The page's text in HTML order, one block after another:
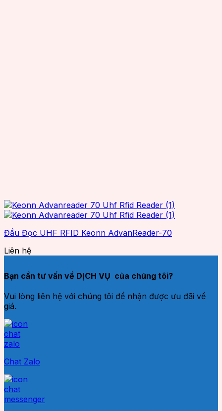
Đầu Đọc UHF RFID Keonn AdvanReader-70
Liên hệ
Bạn cần tư vấn về DỊCH VỤ của chúng tôi?
Vui lòng liên hệ với chúng tôi để nhận được ưu đãi về
giá.
Chat Zalo